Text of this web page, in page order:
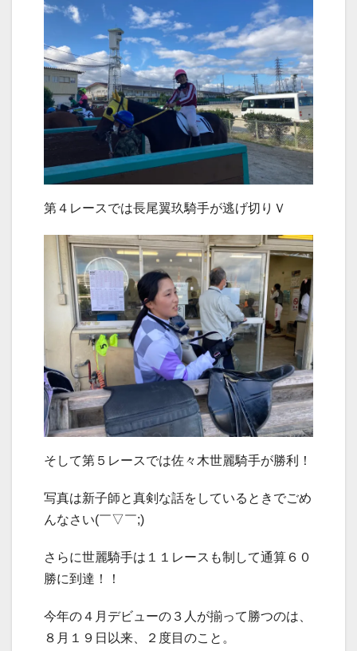
第４レースでは長尾翼玖騎手が逃げ切りＶ
そして第５レースでは佐々木世麗騎手が勝利！
写真は新子師と真剣な話をしているときでごめ
んなさい(￣▽￣;)
さらに世麗騎手は１１レースも制して通算６０
勝に到達！！
今年の４月デビューの３人が揃って勝つのは、
８月１９日以来、２度目のこと。